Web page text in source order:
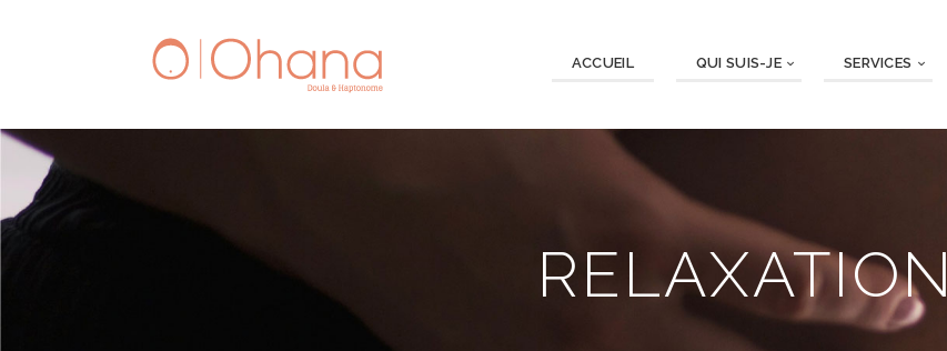
ACCUEIL QUI SUIS-JE SERVICES
RELAXATION